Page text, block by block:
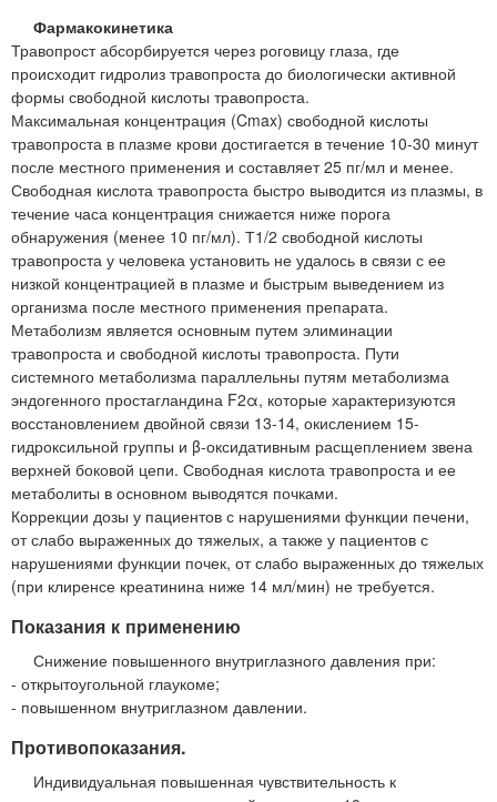
Фармакокинетика
Травопрост абсорбируется через роговицу глаза, где
происходит гидролиз травопроста до биологически активной
формы свободной кислоты травопроста.
Максимальная концентрация (Cmax) свободной кислоты
травопроста в плазме крови достигается в течение 10-30 минут
после местного применения и составляет 25 пг/мл и менее.
Свободная кислота травопроста быстро выводится из плазмы, в
течение часа концентрация снижается ниже порога
обнаружения (менее 10 пг/мл). Т1/2 свободной кислоты
травопроста у человека установить не удалось в связи с ее
низкой концентрацией в плазме и быстрым выведением из
организма после местного применения препарата.
Метаболизм является основным путем элиминации
травопроста и свободной кислоты травопроста. Пути
системного метаболизма параллельны путям метаболизма
эндогенного простагландина F2α, которые характеризуются
восстановлением двойной связи 13-14, окислением 15-
гидроксильной группы и β-оксидативным расщеплением звена
верхней боковой цепи. Свободная кислота травопроста и ее
метаболиты в основном выводятся почками.
Коррекции дозы у пациентов с нарушениями функции печени,
от слабо выраженных до тяжелых, а также у пациентов с
нарушениями функции почек, от слабо выраженных до тяжелых
(при клиренсе креатинина ниже 14 мл/мин) не требуется.
Показания к применению
Снижение повышенного внутриглазного давления при:
- открытоугольной глаукоме;
- повышенном внутриглазном давлении.
Противопоказания.
Индивидуальная повышенная чувствительность к